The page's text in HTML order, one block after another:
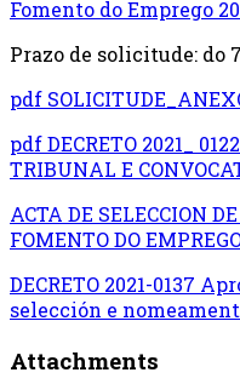
Fomento do Emprego
Prazo de solicitude: do
pdf
pdfDECRETO 2021_
TRIBUNAL E
ACTA DE SELECCION
FOMENTO DO
DECRETO 2021-0137
selección e
Attachments